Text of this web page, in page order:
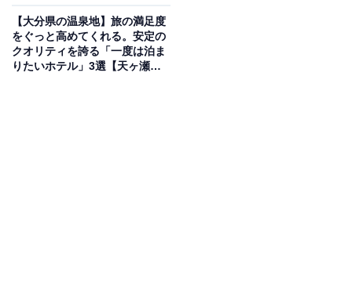
た岩で作った露天風呂や大浴場で、豊富な湯量と美肌の
湯を楽しめます。夕朝食ともに「個室」会食場で提供さ
れる四季折々の会席料理が自慢で、朝食は5種類のメイ
【大分県の温泉地】旅の満足度
をぐっと高めてくれる。安定の
クオリティを誇る「一度は泊ま
りたいホテル」3選【天ヶ瀬温